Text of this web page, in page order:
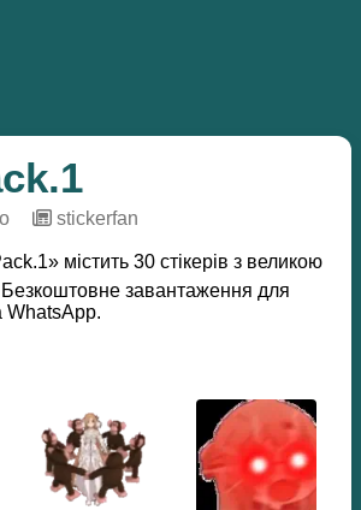
stickerfan
містить 30 стікерів з великою
Безкоштовне завантаження для
WhatsApp.